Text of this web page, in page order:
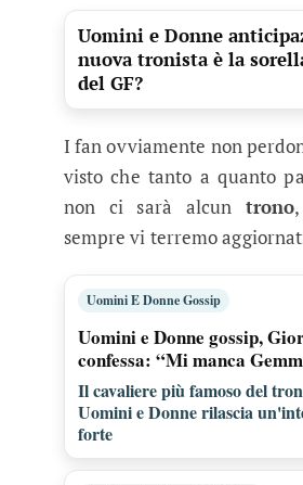
Uomini e Donne
nuova tronista è la
del GF?
I fan ovviamente non
visto che tanto a quanto
non ci sarà alcun trono
sempre vi terremo
Uomini E Donne Gossip
Uomini e Donne gossip,
confessa: “Mi manca
Il cavaliere più famoso del
Uomini e Donne rilascia
forte